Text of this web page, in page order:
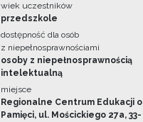
wiek uczestników
przedszkole
dostępność dla osób
z niepełnosprawnościami
osoby z niepełnosprawnością
intelektualną
miejsce
Regionalne Centrum Edukacji o
Pamięci, ul. Mościckiego 27a, 33-